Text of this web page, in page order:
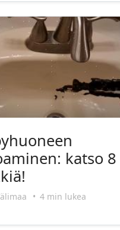
katso 8
• 4 min lukea